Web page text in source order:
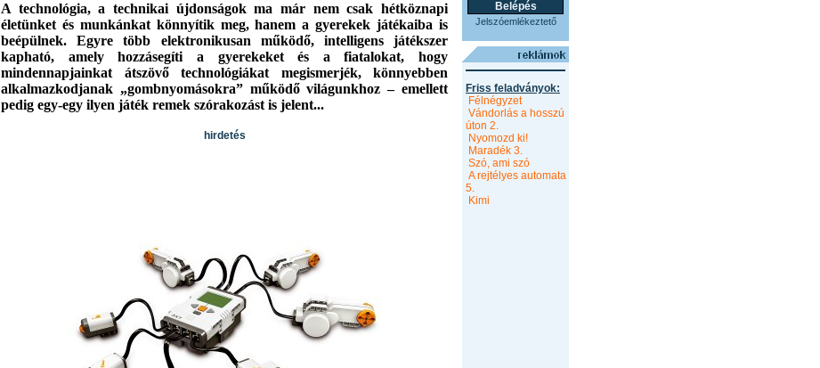
A technológia, a technikai újdonságok ma már nem csak hétköznapi
életünket és munkánkat könnyítik meg, hanem a gyerekek játékaiba is
beépülnek. Egyre több elektronikusan működő, intelligens játékszer
kapható, amely hozzásegíti a gyerekeket és a fiatalokat, hogy
mindennapjainkat átszövő technológiákat megismerjék, könnyebben
alkalmazkodjanak „gombnyomásokra” működő világunkhoz – emellett
pedig egy-egy ilyen játék remek szórakozást is jelent...
hirdetés
Jelszóemlékeztető
Friss feladványok:
Félnégyzet
Vándorlás a hosszú
úton 2.
Nyomozd ki!
Maradék 3.
Szó, ami szó
A rejtélyes automata
5.
Kimi